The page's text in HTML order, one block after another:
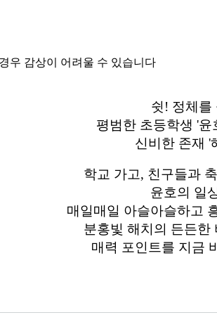
우 감상이 어려울 수 있습니다
쉿! 정체를
평범한 초등학생 '
신비한 존재 '
학교 가고, 친구들과
윤호의 일
매일매일 아슬아슬하고
분홍빛 해치의 든든한
매력 포인트를 지금